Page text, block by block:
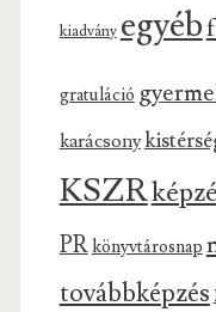
kiadvány egyéb
gratuláció
karácsony
KSZR
PRkönyvtárosnap
továbbképzés